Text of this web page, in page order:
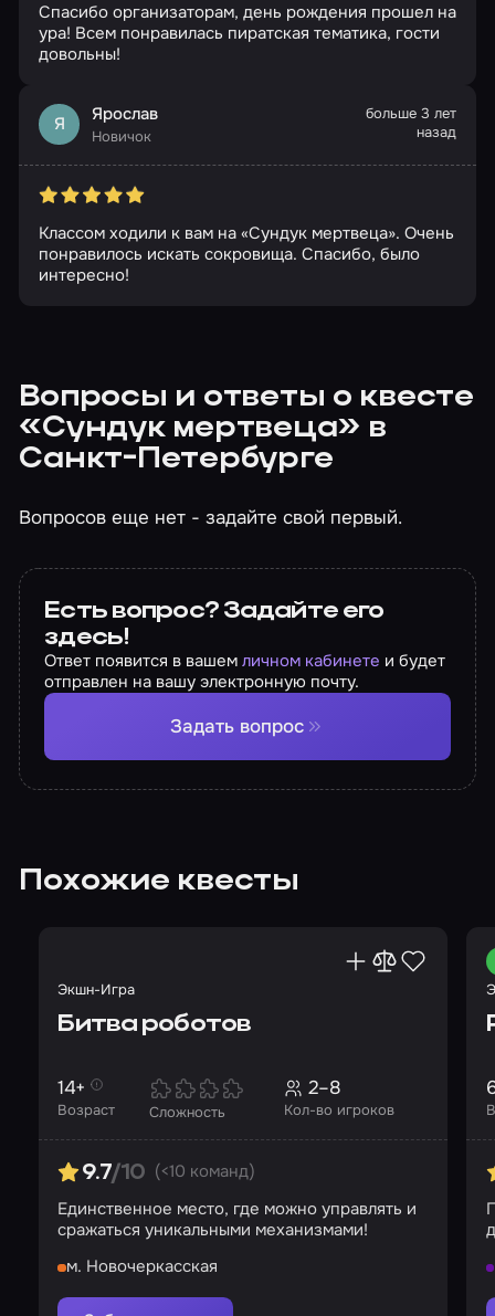
Спасибо организаторам, день рождения прошел на
ура! Всем понравилась пиратская тематика, гости
довольны!
Я Ярослав
Новичок
больше 3 лет
назад
Классом ходили к вам на «Сундук мертвеца». Очень
понравилось искать сокровища. Спасибо, было
интересно!
Вопросы и ответы о квесте
«Сундук мертвеца» в
Санкт-Петербурге
Вопросов еще нет - задайте свой первый.
Есть вопрос? Задайте его
здесь!
Ответ появится в вашемличном кабинете и будет
отправлен на вашу электронную почту.
Задать вопрос
Похожие квесты
Экшн-Игра
Битва роботов
Возраст
14+
Сложность Кол-во игроков
2–8
9.7/10 (<10 команд)
Единственное место, где можно управлять и
сражаться уникальными механизмами!
м. Новочеркасская